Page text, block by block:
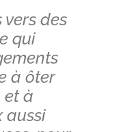
vers des
qui
à ôter
et à
aussi